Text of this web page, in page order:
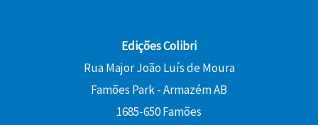
Edições Colibri
Rua Major João Luís de Moura
Famões Park - Armazém AB
1685-650 Famões